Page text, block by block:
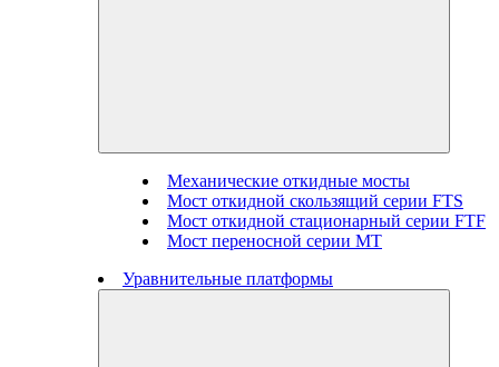
Механические откидные мосты
Мост откидной скользящий серии FTS
Мост откидной стационарный серии FTF
Мост переносной серии MT
Уравнительные платформы